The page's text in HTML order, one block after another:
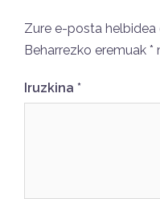
Zure e-posta helbidea
Beharrezko eremuak *
Iruzkina *